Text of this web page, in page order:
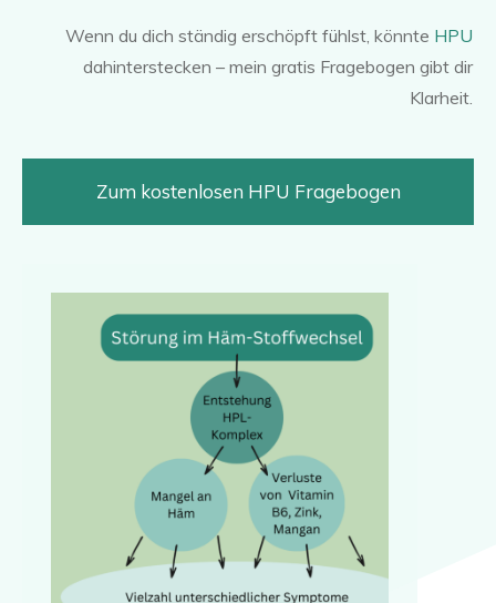
Wenn du dich ständig erschöpft fühlst, könnte HPU
dahinterstecken – mein gratis Fragebogen gibt dir
Klarheit.
Zum kostenlosen HPU Fragebogen